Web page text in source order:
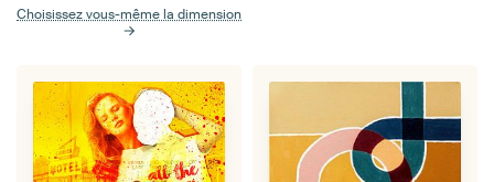
Choisissez vous-même la dimension